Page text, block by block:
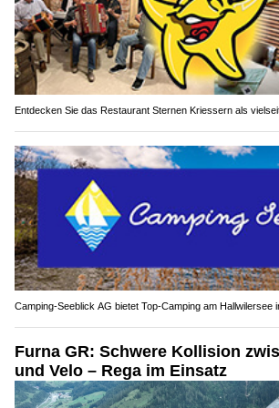
Entdecken Sie das Restaurant Sternen Kriessern als
Camping-Seeblick AG bietet Top-Camping am Hallwilersee
Furna GR: Schwere Kollision
und Velo – Rega im Einsatz